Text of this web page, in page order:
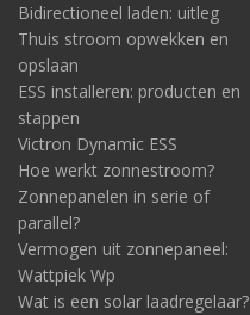
Bidirectioneel laden: uitleg
Thuis stroom opwekken en
opslaan
ESS installeren: producten en
stappen
Victron Dynamic ESS
Hoe werkt zonnestroom?
Zonnepanelen in serie of
parallel?
Vermogen uit zonnepaneel:
Wattpiek Wp
Wat is een solar laadregelaar?